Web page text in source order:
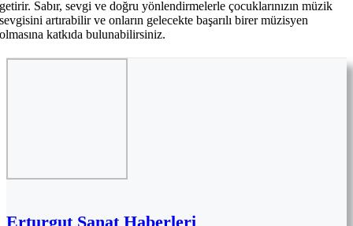
getirir. Sabır, sevgi ve doğru yönlendirmelerle çocuklarınızın müzik
sevgisini artırabilir ve onların gelecekte başarılı birer müzisyen
olmasına katkıda bulunabilirsiniz.
Erturgut Sanat Haberleri